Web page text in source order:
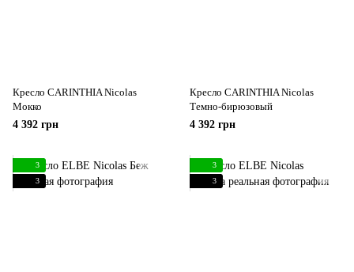
Кресло CARINTHIA Nicolas
Мокко
4 392 грн
Кресло CARINTHIA Nicolas
Темно-бирюзовый
4 392 грн
3
3
3
3